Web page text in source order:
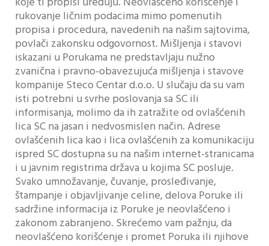
rukovanje ličnim podacima mimo pomenutih
propisa i procedura, navedenih na našim sajtovima,
povlači zakonsku odgovornost. Mišljenja i stavovi
iskazani u Porukama ne predstavljaju nužno
zvanična i pravno-obavezujuća mišljenja i stavove
kompanije Steco Centar d.o.o. U slučaju da su vam
isti potrebni u svrhe poslovanja sa SC ili
informisanja, molimo da ih zatražite od ovlašćenih
lica SC na jasan i nedvosmislen način. Adrese
ovlašćenih lica kao i lica ovlašćenih za komunikaciju
ispred SC dostupna su na našim internet-stranicama
i u javnim registrima država u kojima SC posluje.
Svako umnožavanje, čuvanje, prosleđivanje,
štampanje i objavljivanje celine, delova Poruke ili
sadržine informacija iz Poruke je neovlašćeno i
zakonom zabranjeno. Skrećemo vam pažnju, da
neovlašćeno korišćenje i promet Poruka ili njihove